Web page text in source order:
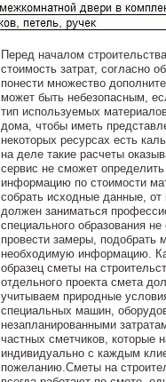
Перед началом
стоимость затрат, согласно
понести множество
может быть небезопасным,
тип используемых
дома, чтобы иметь
некоторых ресурсах есть
на деле такие расчеты
сервис не сможет
информацию по стоимости
собрать исходные данные,
должен заниматься
специального образования
провести замеры, подобрать
необходимую информацию.
образец сметы на
отдельного проекта смета
учитываем природные
специальных машин,
незапланированными
частных сметчиков, которые
индивидуально с каждым
пожеланию.Сметы на